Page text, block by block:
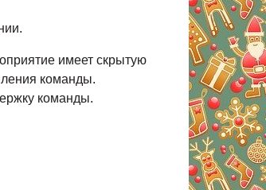
имеет скрытую
команды.
команды.